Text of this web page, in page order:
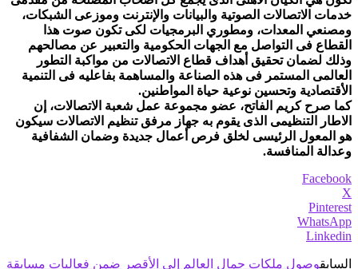
خدمات الاتصالات الصوتية والبيانات والإنترنت وموزعى الشبكات،
ومصنعي المعدات، ومطوري البرمجيات لكى تكون صوت هذا
القطاع فى التواصل مع الجهات الحكومية والتعبير عن مصالحهم
وذلك لضمان تحقيق أهداف قطاع الاتصالات من مواكبة التطور
العالمى المستمر فى هذه الصناعة والمساهمة بفاعليه فى التنمية
الأقتصادية وتحسين نوعية حياة المواطنين.
كما صرح كريم الفاتح، عضو مجموعة عمل شعبة الاتصالات، إن
الاطار التنظيمى الذى يقوم به جهاز مرفق تنظيم الاتصالات سيكون
هو المعول الرئيسى لخلق فرص أعمال جديدة وضمان الشفافية
وعدالة المنافسة.
Facebook
X
Pinterest
WhatsApp
Linkedin
السابقوصول ملكات جمال العالم إلى الأقصر ضمن فعاليات مسابقة